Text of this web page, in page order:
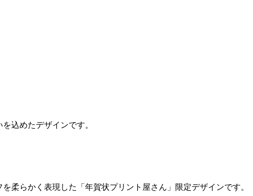
込めたデザインです。
柔らかく表現した「年賀状プリント屋さん」限定デザインです。